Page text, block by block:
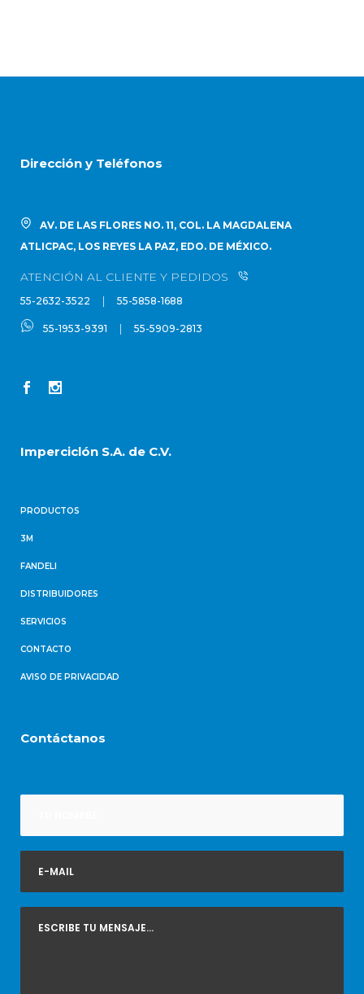
Dirección y Teléfonos
AV. DE LAS FLORES NO. 11, COL. LA MAGDALENA
ATLICPAC, LOS REYES LA PAZ, EDO. DE MÉXICO.
ATENCIÓN AL CLIENTE Y PEDIDOS
55-2632-3522 | 55-5858-1688
55-1953-9391 | 55-5909-2813
Imperciclón S.A. de C.V.
PRODUCTOS
3M
FANDELI
DISTRIBUIDORES
SERVICIOS
CONTACTO
AVISO DE PRIVACIDAD
Contáctanos